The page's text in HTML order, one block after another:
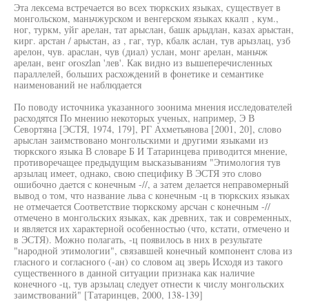
Эта лексема встречается во всех тюркских языках, существует в
монгольском, маньчжурском и венгерском языках ккалп , кум.,
ног, туркм, уйг арелан, тат арыслан, башк арыдлан, казах арыстан,
кирг. арстан / арыстан, аз , гаг, тур, кбалк аслан, тув арызлац, узб
арелон, чув. араслан, чув (диал) услан, монг арелан, маньчж
арелан, венг oroszlan 'лев'. Как видно из вышеперечисленных
параллелей, больших расхождений в фонетике и семантике
наименований не наблюдается
По поводу источника указанного зоонима мнения исследователей
расходятся По мнению некоторых ученых, например, Э В
Севортяна [ЭСТЯ, 1974, 179], РГ Ахметьянова [2001, 20], слово
арыслан заимствовано монгольскими и другими языками из
тюркского языка В словаре Б И Татаринцева приводится мнение,
противоречащее предыдущим высказываниям "Этимология тув
арзылац имеет, однако, свою специфику В ЭСТЯ это слово
ошибочно дается с конечным -//, а затем делается неправомерный
вывод о том, что название льва с конечным -ц в тюркских языках
не отмечается Соответствие тюркскому арсчан с конечным -//
отмечено в монгольских языках, как древних, так и современных,
и является их характерной особенностью (что, кстати, отмечено и
в ЭСТЯ). Можно полагать, -ц появилось в них в результате
"народной этимологии", связавшей конечный компонент слова из
гласного и согласного (-ан) со словом ац зверь Исходя из такого
существенного в данной ситуации признака как наличие
конечного -ц, тув арзылац следует отнести к числу монгольских
заимствований" [Татаринцев, 2000, 138-139]